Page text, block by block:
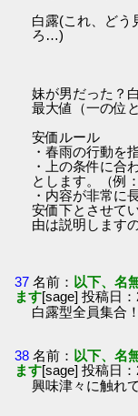
白露(これ、どう
ろ…)
妹が男だった？
最大値（一の位
安価ルール
・春雨の行動を
・上の条件に合
とします。（例
・内容が非常に
安価下とさせて
由は説明します
37 名前： 以下、名
ます[sage] 投稿日
白露型全員集合！
38 名前： 以下、名
ます[sage] 投稿日
興味津々に触れ